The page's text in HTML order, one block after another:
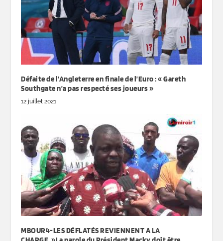
Défaite de l’Angleterre en finale de l’Euro : « Gareth
Southgate n’a pas respecté ses joueurs »
12 juillet 2021
MBOUR4-LES DÉFLATÉS REVIENNENT A LA